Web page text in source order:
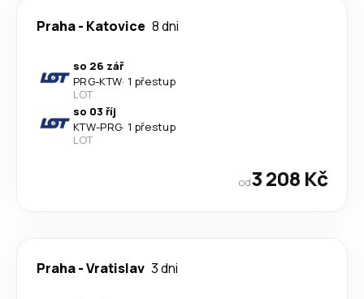
Praha- Katovice 8 dni
so 26 zář
PRG-KTW· 1 přestup
LOT
so 03 říj
KTW-PRG· 1 přestup
LOT
od3 208 Kč
Praha-Vratislav 3 dni